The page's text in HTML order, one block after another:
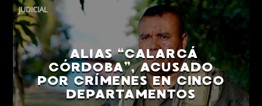
JUDICIAL
ALIAS “CALARCÁ
CÓRDOBA”, ACUSADO
POR CRÍMENES EN CINCO
DEPARTAMENTOS